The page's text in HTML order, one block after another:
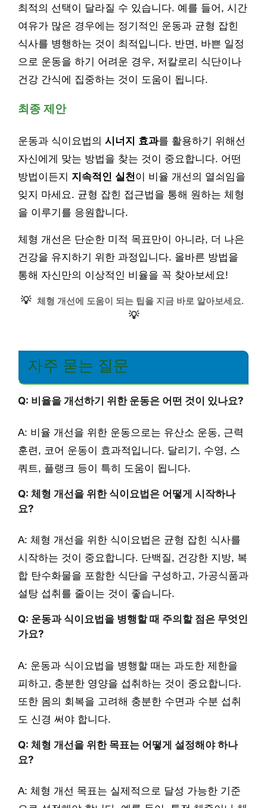
최적의 선택이 달라질 수 있습니다. 예를 들어, 시간
여유가 많은 경우에는 정기적인 운동과 균형 잡힌
식사를 병행하는 것이 최적입니다. 반면, 바쁜 일정
으로 운동을 하기 어려운 경우, 저칼로리 식단이나
건강 간식에 집중하는 것이 도움이 됩니다.
최종 제안
운동과 식이요법의 시너지 효과를 활용하기 위해선
자신에게 맞는 방법을 찾는 것이 중요합니다. 어떤
방법이든지 지속적인 실천이 비율 개선의 열쇠임을
잊지 마세요. 균형 잡힌 접근법을 통해 원하는 체형
을 이루기를 응원합니다.
체형 개선은 단순한 미적 목표만이 아니라, 더 나은
건강을 유지하기 위한 과정입니다. 올바른 방법을
통해 자신만의 이상적인 비율을 꼭 찾아보세요!
💡 체형 개선에 도움이 되는 팁을 지금 바로 알아보세요.
💡
자주 묻는 질문
Q: 비율을 개선하기 위한 운동은 어떤 것이 있나요?
A: 비율 개선을 위한 운동으로는 유산소 운동, 근력
훈련, 코어 운동이 효과적입니다. 달리기, 수영, 스
쿼트, 플랭크 등이 특히 도움이 됩니다.
Q: 체형 개선을 위한 식이요법은 어떻게 시작하나
요?
A: 체형 개선을 위한 식이요법은 균형 잡힌 식사를
시작하는 것이 중요합니다. 단백질, 건강한 지방, 복
합 탄수화물을 포함한 식단을 구성하고, 가공식품과
설탕 섭취를 줄이는 것이 좋습니다.
Q: 운동과 식이요법을 병행할 때 주의할 점은 무엇인
가요?
A: 운동과 식이요법을 병행할 때는 과도한 제한을
피하고, 충분한 영양을 섭취하는 것이 중요합니다.
또한 몸의 회복을 고려해 충분한 수면과 수분 섭취
도 신경 써야 합니다.
Q: 체형 개선을 위한 목표는 어떻게 설정해야 하나
요?
A: 체형 개선 목표는 실제적으로 달성 가능한 기준